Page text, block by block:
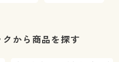
から商品を探す